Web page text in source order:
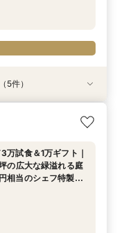
用の貸切別邸OPEN&
】神殿「凛」見学＆和
安心】豪華試食付きウ
大特典≫木目×ナ
必見】和牛フィレ肉×
5件）
万試食＆1万ギフト｜
の広大な緑溢れる庭
相当のシェフ特製国
もシュミレーション